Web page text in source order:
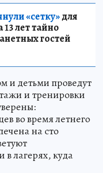
«сетку»для
лет тайно
гостей
и детьми проведут
и тренировки
во время летнего
на сто
в лагерях, куда